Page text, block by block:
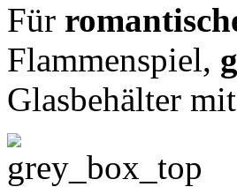
Für
Flammenspiel,
Glasbehälter